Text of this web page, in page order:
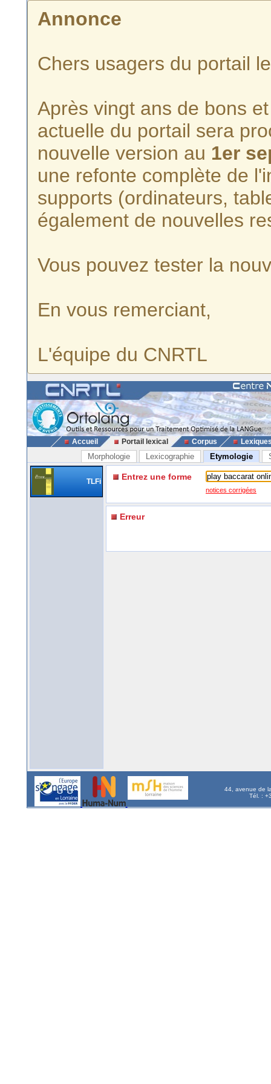
Annonce
Chers usagers du portail
Après vingt ans de bons
actuelle du portail sera
nouvelle version au 1er
une refonte complète de
supports (ordinateurs,
également de nouvelles
Vous pouvez tester la
En vous remerciant,
L'équipe du CNRTL
Accueil Portail lexical Corpus
Morphologie Lexicographie Etymologie
TLFi Entrez une forme
notices corrigées
Erreur
44, avenue de
Tél. :